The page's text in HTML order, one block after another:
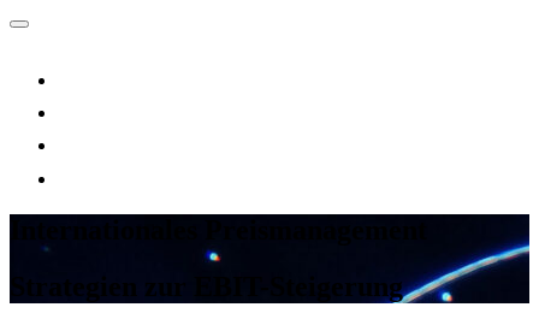
Strategien zur EBIT-Steigerung